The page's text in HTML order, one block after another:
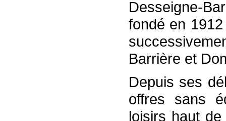
Desseigne-
fondé en
Barrière et
Depuis ses
offres sans
loisirs haut